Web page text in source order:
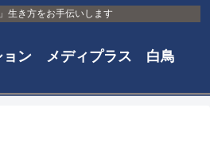
生き方をお手伝いします
ョン メディプラス 白鳥